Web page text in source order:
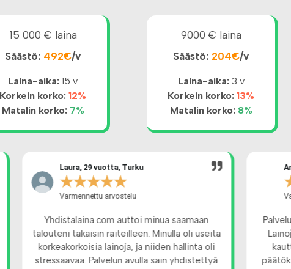
15 000 € laina
Säästö: 492€/v
Laina-aika: 15 v
Korkein korko: 12%
Matalin korko: 7%
9000 € laina
Säästö: 204€/v
Laina-aika:3 v
Korkein korko: 13%
Matalin korko: 8%
Laura, 29 vuotta, Turku
★★★★★
Varmennettu arvostelu
Yhdistalaina.com auttoi minua saamaan
talouteni takaisin raiteilleen. Minulla oli useita
korkeakorkoisia lainoja, ja niiden hallinta oli
stressaavaa. Palvelun avulla sain yhdistettyä